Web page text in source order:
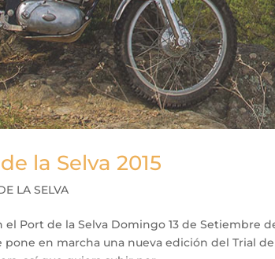
la Selva 2015
LA SELVA
Port de la Selva Domingo 13 de Setiembre
pone en marcha una nueva edición del Trial